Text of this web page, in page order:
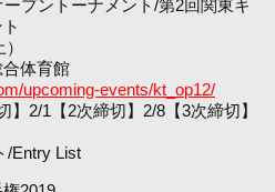
プントーナメント/第2回関東キ
体育館
upcoming-events/kt_op12/
2/1【2次締切】2/8【3次締切】
/Entry List